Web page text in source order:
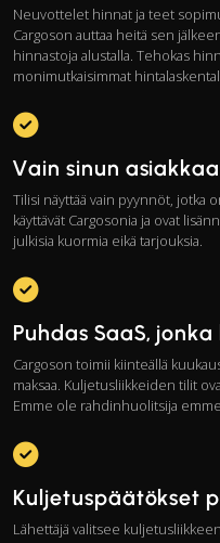
Neuvottelet hinnat ja teet
Cargoson auttaa heitä sen
hinnastoja alustalla. Tehokas
monimutkaisimmat
Vain sinun
Tilisi näyttää vain pyynnöt, jotka
käyttävät Cargosonia ja ovat
julkisia kuormia eikä tarjouksia.
Puhdas SaaS,
Cargoson toimii kiinteällä
maksaa. Kuljetusliikkeiden tilit
Emme ole rahdinhuolitsija
Kuljetuspäätökset
Lähettäjä valitsee